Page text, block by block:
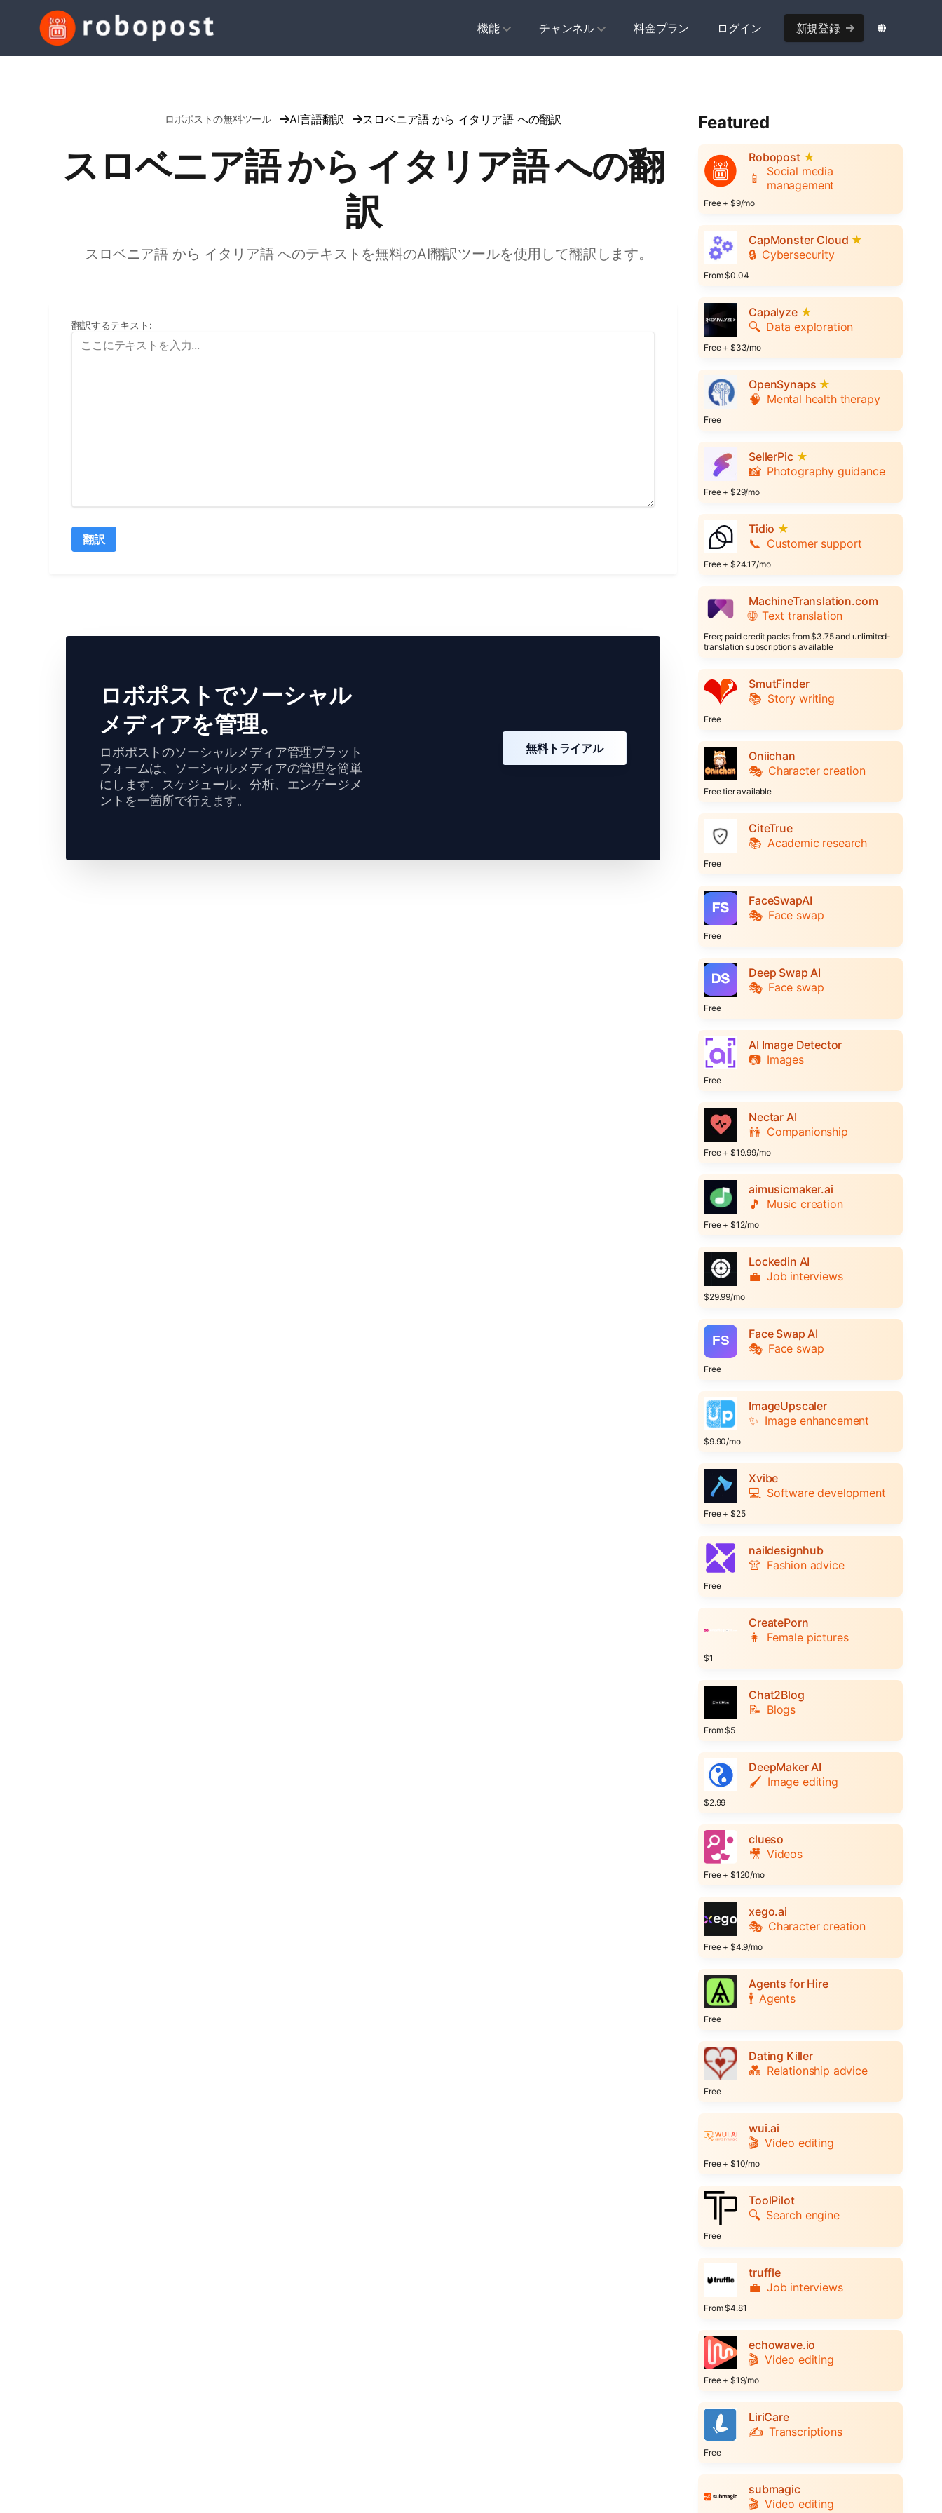
機能 チャンネル 料金プラン ログイン 新規登録
ロボポストの無料ツール AI言語翻訳 スロベニア語 から イタリア語 への翻訳
スロベニア語 から イタリア語 への翻
訳
スロベニア語 から イタリア語 へのテキストを無料のAI翻訳ツールを使用して翻訳します。
翻訳するテキスト :
翻訳
ロボポストでソーシャル
メディアを管理。
ロボポストのソーシャルメディア管理プラット
フォームは、ソーシャルメディアの管理を簡単
にします。スケジュール、分析、エンゲージメ
ントを一箇所で行えます。
無料トライアル
Featured
Robopost ★
📱
Social media
management
Free + $9/mo
CapMonster Cloud ★
🔒 Cybersecurity
From $0.04
Capalyze ★
🔍 Data exploration
Free + $33/mo
OpenSynaps ★
🧠 Mental health therapy
Free
SellerPic ★
📸 Photography guidance
Free + $29/mo
Tidio ★
📞 Customer support
Free + $24.17/mo
MachineTranslation.com
🌐 Text translation
Free; paid credit packs from $3.75 and unlimited-
translation subscriptions available
SmutFinder
📚 Story writing
Free
Oniichan
🎭 Character creation
Free tier available
CiteTrue
📚 Academic research
Free
FaceSwapAI
🎭 Face swap
Free
Deep Swap AI
🎭 Face swap
Free
AI Image Detector
📷 Images
Free
Nectar AI
👫 Companionship
Free + $19.99/mo
aimusicmaker.ai
🎵 Music creation
Free + $12/mo
Lockedin AI
💼 Job interviews
$29.99/mo
Face Swap AI
🎭 Face swap
Free
ImageUpscaler
✨ Image enhancement
$9.90/mo
Xvibe
💻 Software development
Free + $25
naildesignhub
👚 Fashion advice
Free
CreatePorn
👩 Female pictures
$1
Chat2Blog
📝 Blogs
From $5
DeepMaker AI
🖌️ Image editing
$2.99
clueso
🎥 Videos
Free + $120/mo
xego.ai
🎭 Character creation
Free + $4.9/mo
Agents for Hire
🕴️ Agents
Free
Dating Killer
💑 Relationship advice
Free
wui.ai
🎬 Video editing
Free + $10/mo
ToolPilot
🔍 Search engine
Free
truffle
💼 Job interviews
From $4.81
echowave.io
🎬 Video editing
Free + $19/mo
LiriCare
✍️ Transcriptions
Free
submagic
🎬 Video editing